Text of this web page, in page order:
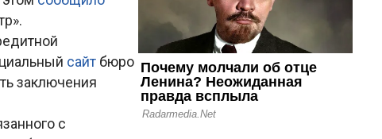
сайт бюро
заключения
с